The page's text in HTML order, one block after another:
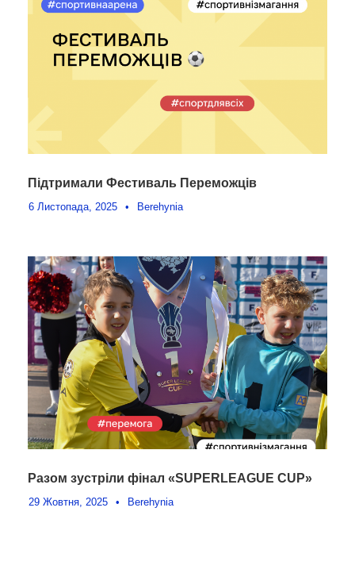
Підтримали Фестиваль Переможців
6 Листопада, 2025 • Berehynia
Разом зустріли фінал «SUPERLEAGUE CUP»
29 Жовтня, 2025 • Berehynia